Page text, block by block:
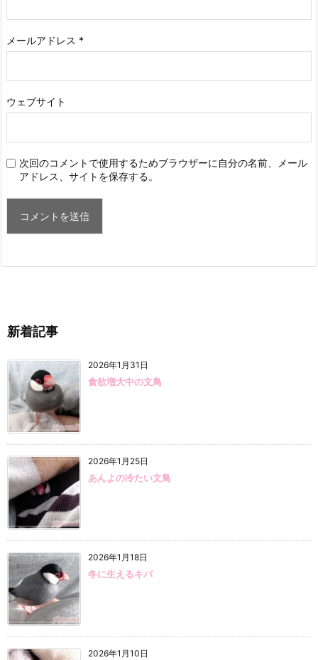
メールアドレス *
ウェブサイト
次回のコメントで使用するためブラウザーに自分の名前、メール
アドレス、サイトを保存する。
新着記事
2026年1月31日
食欲増大中の文鳥
2026年1月25日
あんよの冷たい文鳥
2026年1月18日
冬に生えるキバ
2026年1月10日